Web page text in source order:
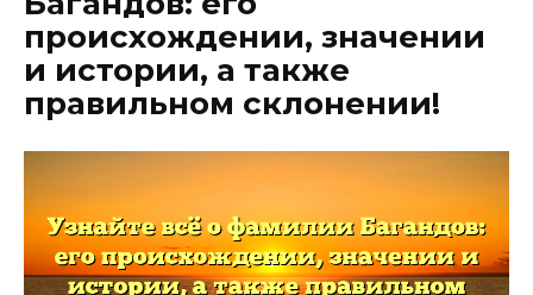
происхождении, значении
и истории, а также
правильном склонении!